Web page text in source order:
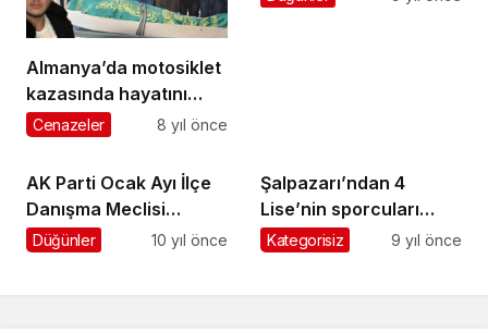
Almanya’da motosiklet
kazasında hayatını
kaybeden Burak
toprağa verildi
Cenazeler 8 yıl önce
AK Parti Ocak Ayı İlçe
Danışma Meclisi
Toplantısı yapıldı
Düğünler 10 yıl önce
Şalpazarı’ndan 4
Lise’nin sporcuları
Söğütlü Atletizm
Kategorisiz 9 yıl önce